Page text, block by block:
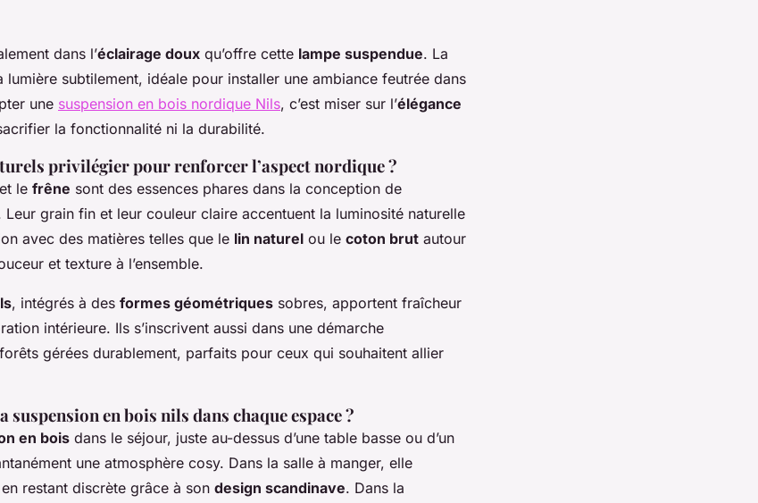
dans l’éclairage doux qu’offre cette lampe suspendue. La
subtilement, idéale pour installer une ambiance feutrée dans
une suspension en bois nordique Nils, c’est miser sur l’élégance
la fonctionnalité ni la durabilité.
privilégier pour renforcer l’aspect nordique ?
et le frêne sont des essences phares dans la conception de
Leur grain fin et leur couleur claire accentuent la luminosité naturelle
avec des matières telles que le lin naturel ou le coton brut autour
et texture à l’ensemble.
, intégrés à des formes géométriques sobres, apportent fraîcheur
intérieure. Ils s’inscrivent aussi dans une démarche
gérées durablement, parfaits pour ceux qui souhaitent allier
en bois nils dans chaque espace ?
en bois dans le séjour, juste au-dessus d’une table basse ou d’un
une atmosphère cosy. Dans la salle à manger, elle
restant discrète grâce à son design scandinave. Dans la